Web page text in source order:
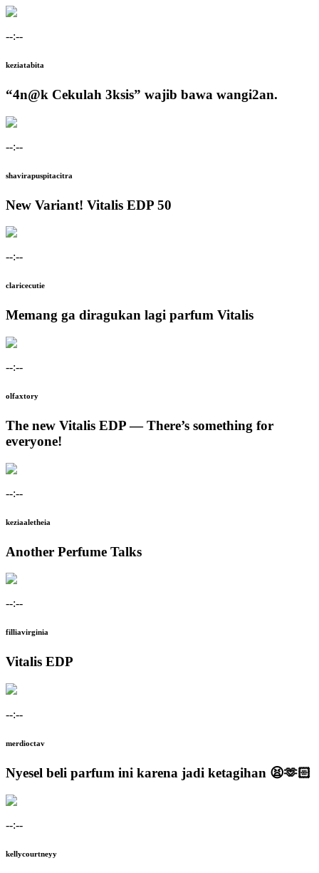
--:--
keziatabita
“4n@k Cekulah 3ksis” wajib bawa wangi2an.
--:--
shavirapuspitacitra
New Variant! Vitalis EDP 50
--:--
claricecutie
Memang ga diragukan lagi parfum Vitalis
--:--
olfaxtory
The new Vitalis EDP — There’s something for
everyone!
--:--
keziaaletheia
Another Perfume Talks
--:--
filliavirginia
Vitalis EDP
--:--
merdioctav
Nyesel beli parfum ini karena jadi ketagihan 😫🫶🏻
--:--
kellycourtneyy